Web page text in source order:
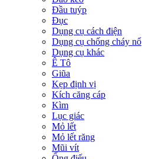
Đầu tuýp
Đục
Dụng cụ cách điện
Dụng cụ chống cháy nổ
Dụng cụ khác
Ê Tô
Giũa
Kẹp định vị
Kích căng cáp
Kìm
Lục giác
Mỏ lết
Mỏ lết răng
Mũi vít